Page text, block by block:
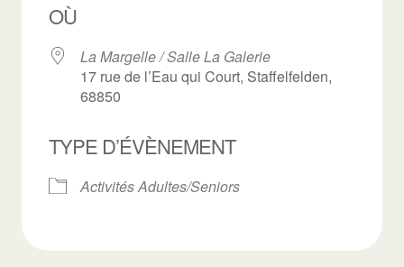
OÙ
La Margelle / Salle La Galerie
17 rue de l’Eau qui Court, Staffelfelden,
68850
TYPE D’ÉVÈNEMENT
Activités Adultes/Seniors